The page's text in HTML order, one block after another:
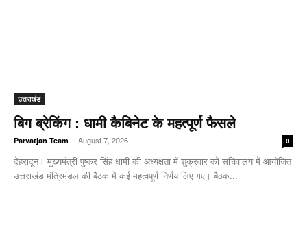
उत्तराखंड
बिग ब्रेकिंग : धामी कैबिनेट के महत्पूर्ण फैसले
Parvatjan Team - August 7, 2026 0
देहरादून। मुख्यमंत्री पुष्कर सिंह धामी की अध्यक्षता में शुक्रवार को सचिवालय में आयोजित
उत्तराखंड मंत्रिमंडल की बैठक में कई महत्वपूर्ण निर्णय लिए गए। बैठक...